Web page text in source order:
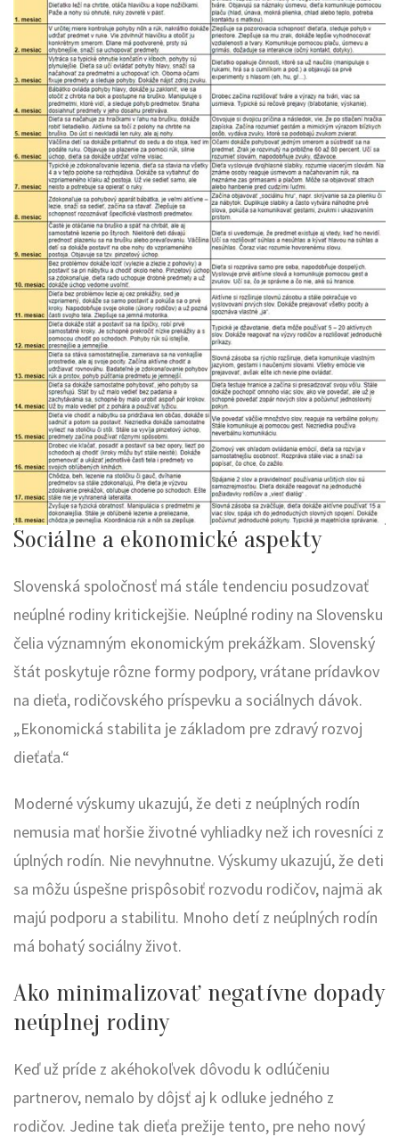
Sociálne a ekonomické aspekty
Slovenská spoločnosť má stále tendenciu posudzovať
neúplné rodiny kritickejšie. Neúplné rodiny na Slovensku
čelia významným ekonomickým prekážkam. Slovenský
štát poskytuje rôzne formy podpory, vrátane prídavkov
na dieťa, rodičovského príspevku a sociálnych dávok.
„Ekonomická stabilita je základom pre zdravý rozvoj
dieťaťa.“
Moderné výskumy ukazujú, že deti z neúplných rodín
nemusia mať horšie životné vyhliadky než ich rovesníci z
úplných rodín. Nie nevyhnutne. Výskumy ukazujú, že deti
sa môžu úspešne prispôsobiť rozvodu rodičov, najmä ak
majú podporu a stabilitu. Mnoho detí z neúplných rodín
má bohatý sociálny život.
Ako minimalizovať negatívne dopady
neúplnej rodiny
Keď už príde z akéhokoľvek dôvodu k odlúčeniu
partnerov, nemalo by dôjsť aj k odluke jedného z
rodičov. Jedine tak dieťa prežije tento, pre neho nový